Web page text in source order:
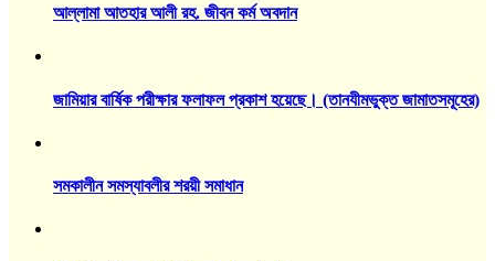
আল্লামা আতহার আলী রহ. জীবন কর্ম অবদান
জামিয়ার বার্ষিক পরীক্ষার ফলাফল প্রকাশ হয়েছে। (তানযীমভুক্ত জামাতসমূহের)
সমকালীন সমস্যাবলীর শরয়ী সমাধান